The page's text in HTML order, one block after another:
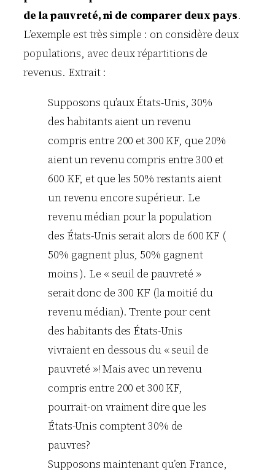
de la pauvreté, ni de comparer deux pays.
L’exemple est très simple : on considère deux
populations, avec deux répartitions de
revenus. Extrait :
Supposons qu’aux États-Unis, 30%
des habitants aient un revenu
compris entre 200 et 300 KF, que 20%
aient un revenu compris entre 300 et
600 KF, et que les 50% restants aient
un revenu encore supérieur. Le
revenu médian pour la population
des États-Unis serait alors de 600 KF (
50% gagnent plus, 50% gagnent
moins ). Le « seuil de pauvreté »
serait donc de 300 KF (la moitié du
revenu médian). Trente pour cent
des habitants des États-Unis
vivraient en dessous du « seuil de
pauvreté »! Mais avec un revenu
compris entre 200 et 300 KF,
pourrait-on vraiment dire que les
États-Unis comptent 30% de
pauvres?
Supposons maintenant qu’en France,